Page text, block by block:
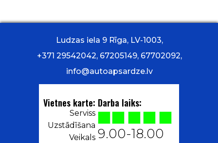
9.00-18.00
Darba laiks:
Ludzas iela 9 Rīga, LV-1003,
+371 29542042, 67205149, 67702092,
info@autoapsardze.lv
Veikals
Uzstādīšana
Serviss
Vietnes karte: